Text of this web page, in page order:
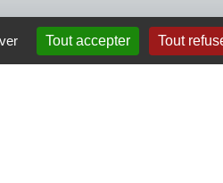
Terre
Tout accepter Tout